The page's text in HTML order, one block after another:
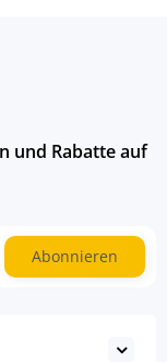
und Rabatte auf
Abonnieren